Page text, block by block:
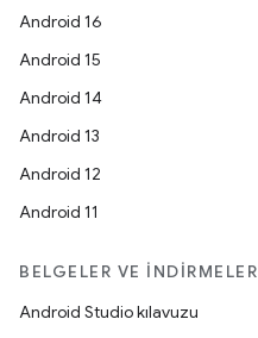
Android 16
Android 15
Android 14
Android 13
Android 12
Android 11
BELGELER VE İNDIRMELER
Android Studio kılavuzu